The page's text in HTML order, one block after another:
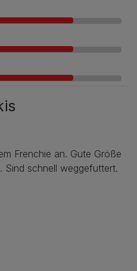
Frenchie an. Gute Größe
Sind schnell weggefuttert.